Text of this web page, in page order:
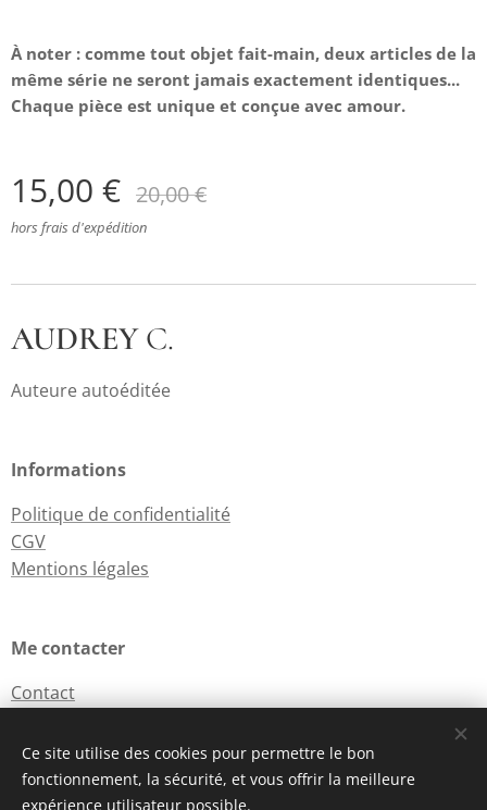
À noter : comme tout objet fait-main, deux articles de la
même série ne seront jamais exactement identiques...
Chaque pièce est unique et conçue avec amour.
15,00 € 20,00€
hors frais d'expédition
AUDREYC.
Auteure autoéditée
Informations
Politique de confidentialité
CGV
Mentions légales
Me contacter
Contact
Cookies
Ce site utilise des cookies pour permettre le bon
fonctionnement, la sécurité, et vous offrir la meilleure
expérience utilisateur possible.